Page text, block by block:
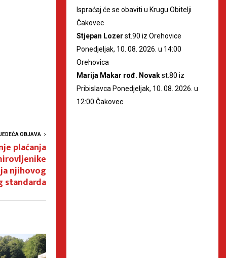
OBJAVA
plaćanja
njihovog
standarda
Ispraćaj će se obaviti u Krugu Obitelji
Čakovec
Stjepan Lozer st.90 iz Orehovice
Ponedjeljak, 10. 08. 2026. u 14:00
Orehovica
Marija Makar rođ. Novakst.80 iz
Pribislavca Ponedjeljak, 10. 08. 2026. u
12:00 Čakovec